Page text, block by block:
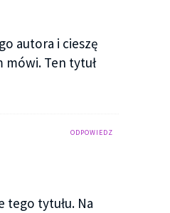
autora i cieszę
mówi. Ten tytuł
ODPOWIEDZ
tego tytułu. Na